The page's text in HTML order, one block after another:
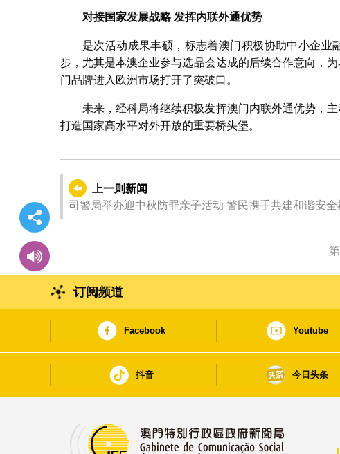
对接国家发展战略 发挥内联外通优势
是次活动成果丰硕，标志着澳门积极协助中小企
步，尤其是本澳企业参与选品会达成的后续合作意向，
门品牌进入欧洲市场打开了突破口。
未来，经科局将继续积极发挥澳门内联外通优势，
打造国家高水平对外开放的重要桥头堡。
上一则新闻
司警局举办迎中秋防罪亲子活动 警民携手共建和谐安全
订阅频道
Facebook Youtube
抖音 今日头条